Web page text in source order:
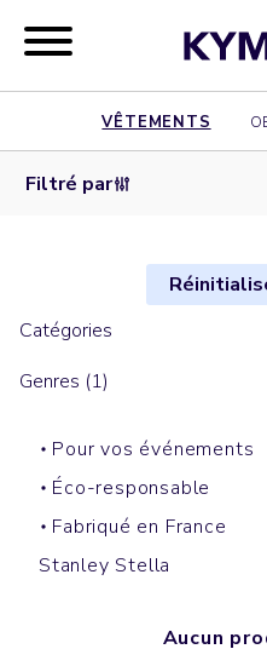
VÊTEMENTS
Filtré par
Catégories
Genres (1)
Pour vos événements
Éco-responsable
Fabriqué en France
Stanley Stella
Aucun